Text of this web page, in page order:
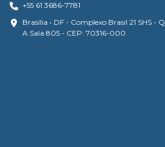
+55 61 3686-7781
Brasília • DF - Complexo Brasil 21 SHS -
A Sala 805 - CEP: 70316-000